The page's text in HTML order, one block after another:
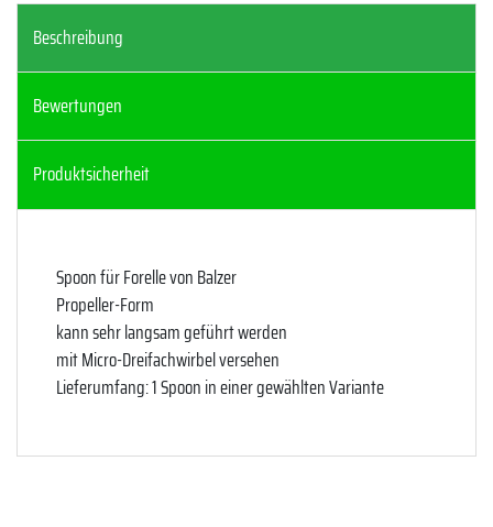
Beschreibung
Bewertungen
Produktsicherheit
Spoon für Forelle von Balzer
Propeller-Form
kann sehr langsam geführt werden
mit Micro-Dreifachwirbel versehen
Lieferumfang: 1 Spoon in einer gewählten Variante